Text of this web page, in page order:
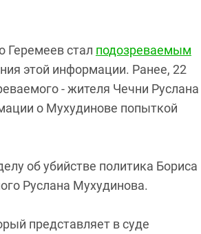
Геремеев стал подозреваемым
этой информации. Ранее, 22
- жителя Чечни Руслана
о Мухудинове попыткой
об убийстве политика Бориса
Руслана Мухудинова.
представляет в суде